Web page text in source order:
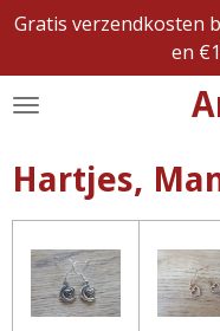
Ga
naar
de
Gratis verzendkosten
en
Hartjes,